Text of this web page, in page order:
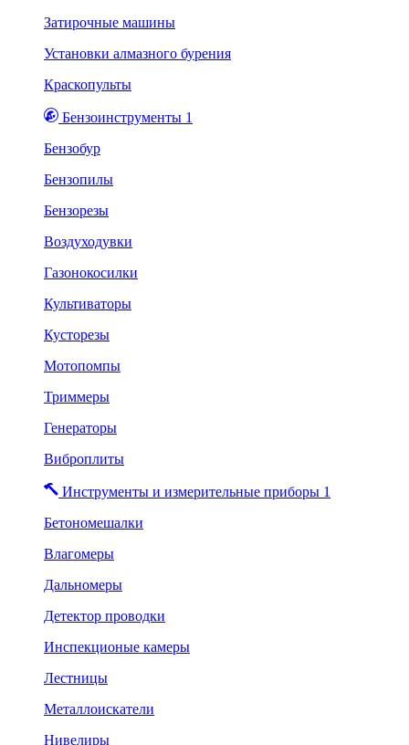
Затирочные машины
Установки алмазного бурения
Краскопульты
Бензоинструменты 1
Бензобур
Бензопилы
Бензорезы
Воздуходувки
Газонокосилки
Культиваторы
Кусторезы
Мотопомпы
Триммеры
Генераторы
Виброплиты
Инструменты и измерительные приборы 1
Бетономешалки
Влагомеры
Дальномеры
Детектор проводки
Инспекционые камеры
Лестницы
Металлоискатели
Нивелиры